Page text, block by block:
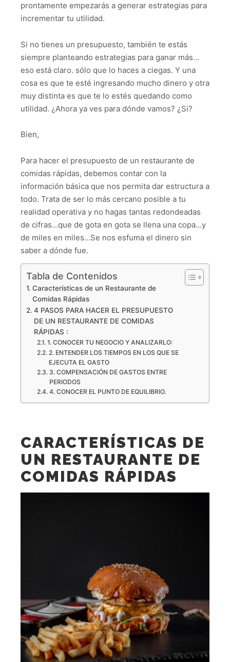
prontamente empezarás a generar estrategias para
incrementar tu utilidad.
Si no tienes un presupuesto, también te estás
siempre planteando estrategias para ganar más…
eso está claro. sólo que lo haces a ciegas. Y una
cosa es que te esté ingresando mucho dinero y otra
muy distinta es que te lo estés quedando como
utilidad. ¿Ahora ya ves para dónde vamos? ¿Si?
Bien,
Para hacer el presupuesto de un restaurante de
comidas rápidas, debemos contar con la
información básica que nos permita dar estructura a
todo. Trata de ser lo más cercano posible a tu
realidad operativa y no hagas tantas redondeadas
de cifras…que de gota en gota se llena una copa…y
de miles en miles…Se nos esfuma el dinero sin
saber a dónde fue.
Tabla de Contenidos
Características de un Restaurante de
Comidas Rápidas
4 PASOS PARA HACER EL PRESUPUESTO
DE UN RESTAURANTE DE COMIDAS
RÁPIDAS :
1. CONOCER TU NEGOCIO Y ANALIZARLO:
2. ENTENDER LOS TIEMPOS EN LOS QUE SE
EJECUTA EL GASTO
3. COMPENSACIÓN DE GASTOS ENTRE
PERIODOS
4. CONOCER EL PUNTO DE EQUILIBRIO.
CARACTERÍSTICAS DE
UN RESTAURANTE DE
COMIDAS RÁPIDAS